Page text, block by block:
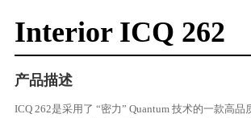
Interior ICQ 262
产品描述
ICQ 262是采用了 “密力” Quantum 技术的一款高